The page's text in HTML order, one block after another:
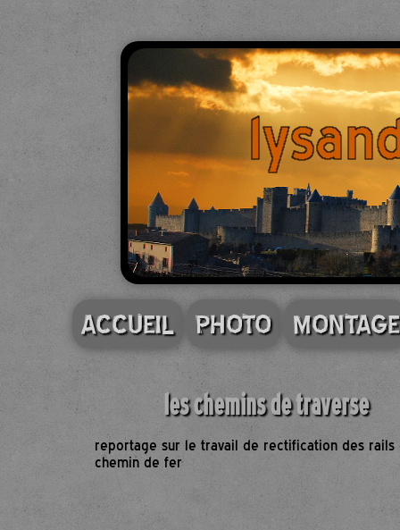
ACCUEIL PHOTO MONTAGE
les chemins de traverse
reportage sur le travail de rectification des rails
chemin de fer